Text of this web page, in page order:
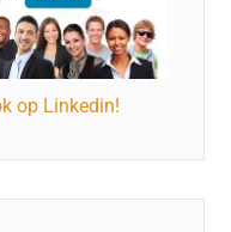
op Linkedin!